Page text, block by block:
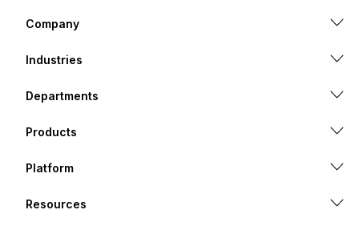
Company
Industries
Departments
Products
Platform
Resources